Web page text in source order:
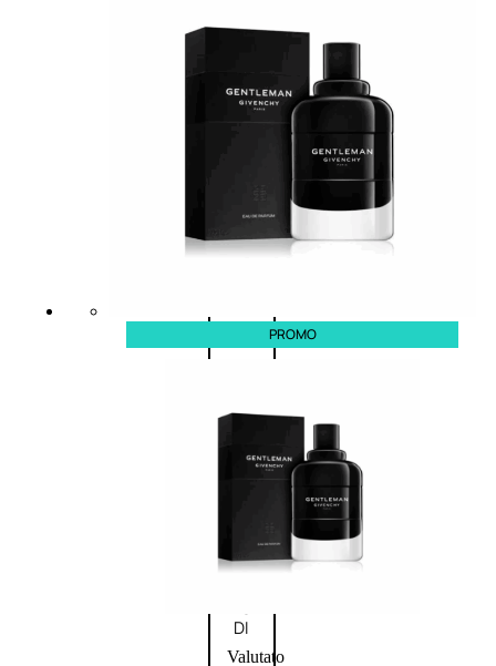
nature
Novità
profumi
Fragranze
Nature
Donna
L’OCCITANE
FIORI
DI
Valutato
PROMO